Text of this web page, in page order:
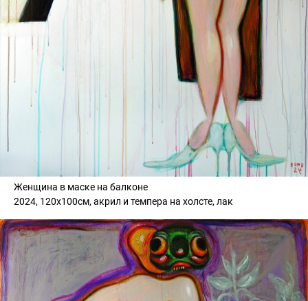
Женщина в маске на балконе
2024, 120х100см, акрил и темпера на холсте, лак